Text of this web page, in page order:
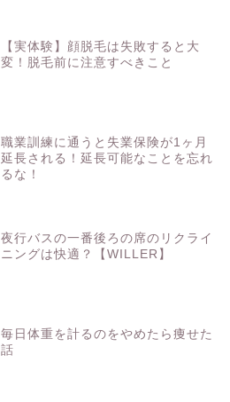
【実体験】顔脱毛は失敗すると大
変！脱毛前に注意すべきこと
職業訓練に通うと失業保険が1ヶ月
延長される！延長可能なことを忘れ
るな！
夜行バスの一番後ろの席のリクライ
ニングは快適？【WILLER】
毎日体重を計るのをやめたら痩せた
話